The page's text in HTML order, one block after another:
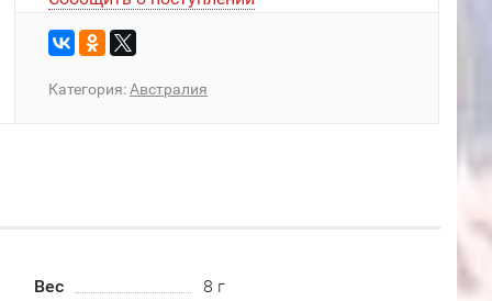
Категория:Австралия
Вес 8 г